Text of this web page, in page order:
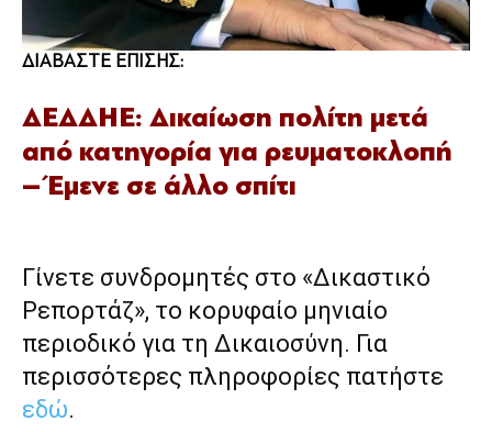
ΔΙΑΒΑΣΤΕ ΕΠΙΣΗΣ:
ΔΕΔΔΗΕ: Δικαίωση πολίτη μετά
από κατηγορία για ρευματοκλοπή
– Έμενε σε άλλο σπίτι
Γίνετε συνδρομητές στο «Δικαστικό
Ρεπορτάζ», το κορυφαίο μηνιαίο
περιοδικό για τη Δικαιοσύνη. Για
περισσότερες πληροφορίες πατήστε
εδώ.